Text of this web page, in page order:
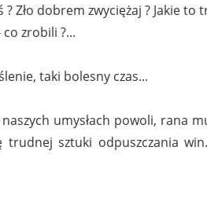
? Zło dobrem zwyciężaj ? Jakie to
co zrobili ?...
taki bolesny czas...
umysłach powoli, rana
trudnej sztuki odpuszczania